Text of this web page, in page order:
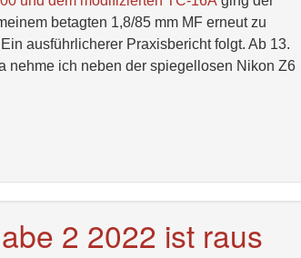
betagten 1,8/85 mm MF erneut zu
ausführlicherer Praxisbericht folgt. Ab 13.
nehme ich neben der spiegellosen Nikon Z6
2 2022 ist raus